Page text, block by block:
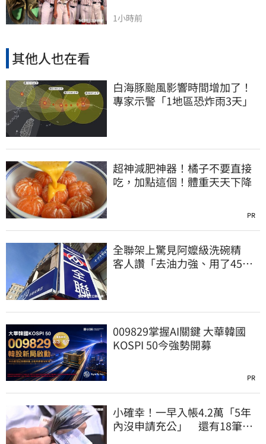
1小時前
其他人也在看
白海豚颱風影響時間增加了！
專家示警「1地區恐炸雨3天」
超神減肥神器！橘子不要直接
吃，加點這個！體重天天下降
PR
全聯架上驚見阿嬤級洗碗精
客人讚「去油力強、用了45
009829掌握AI關鍵 大華韓國
KOSPI 50今強勢開募
PR
小確幸！一早入帳4.2萬「5年
內沒申請充公」 還有18筆錢